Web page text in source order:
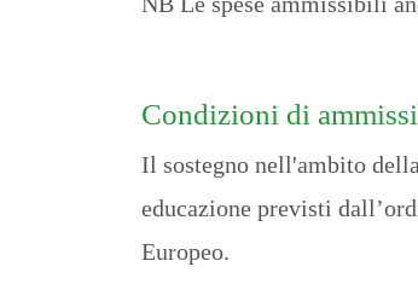
Condizioni di
Il sostegno nell'ambito
educazione previsti
Europeo.